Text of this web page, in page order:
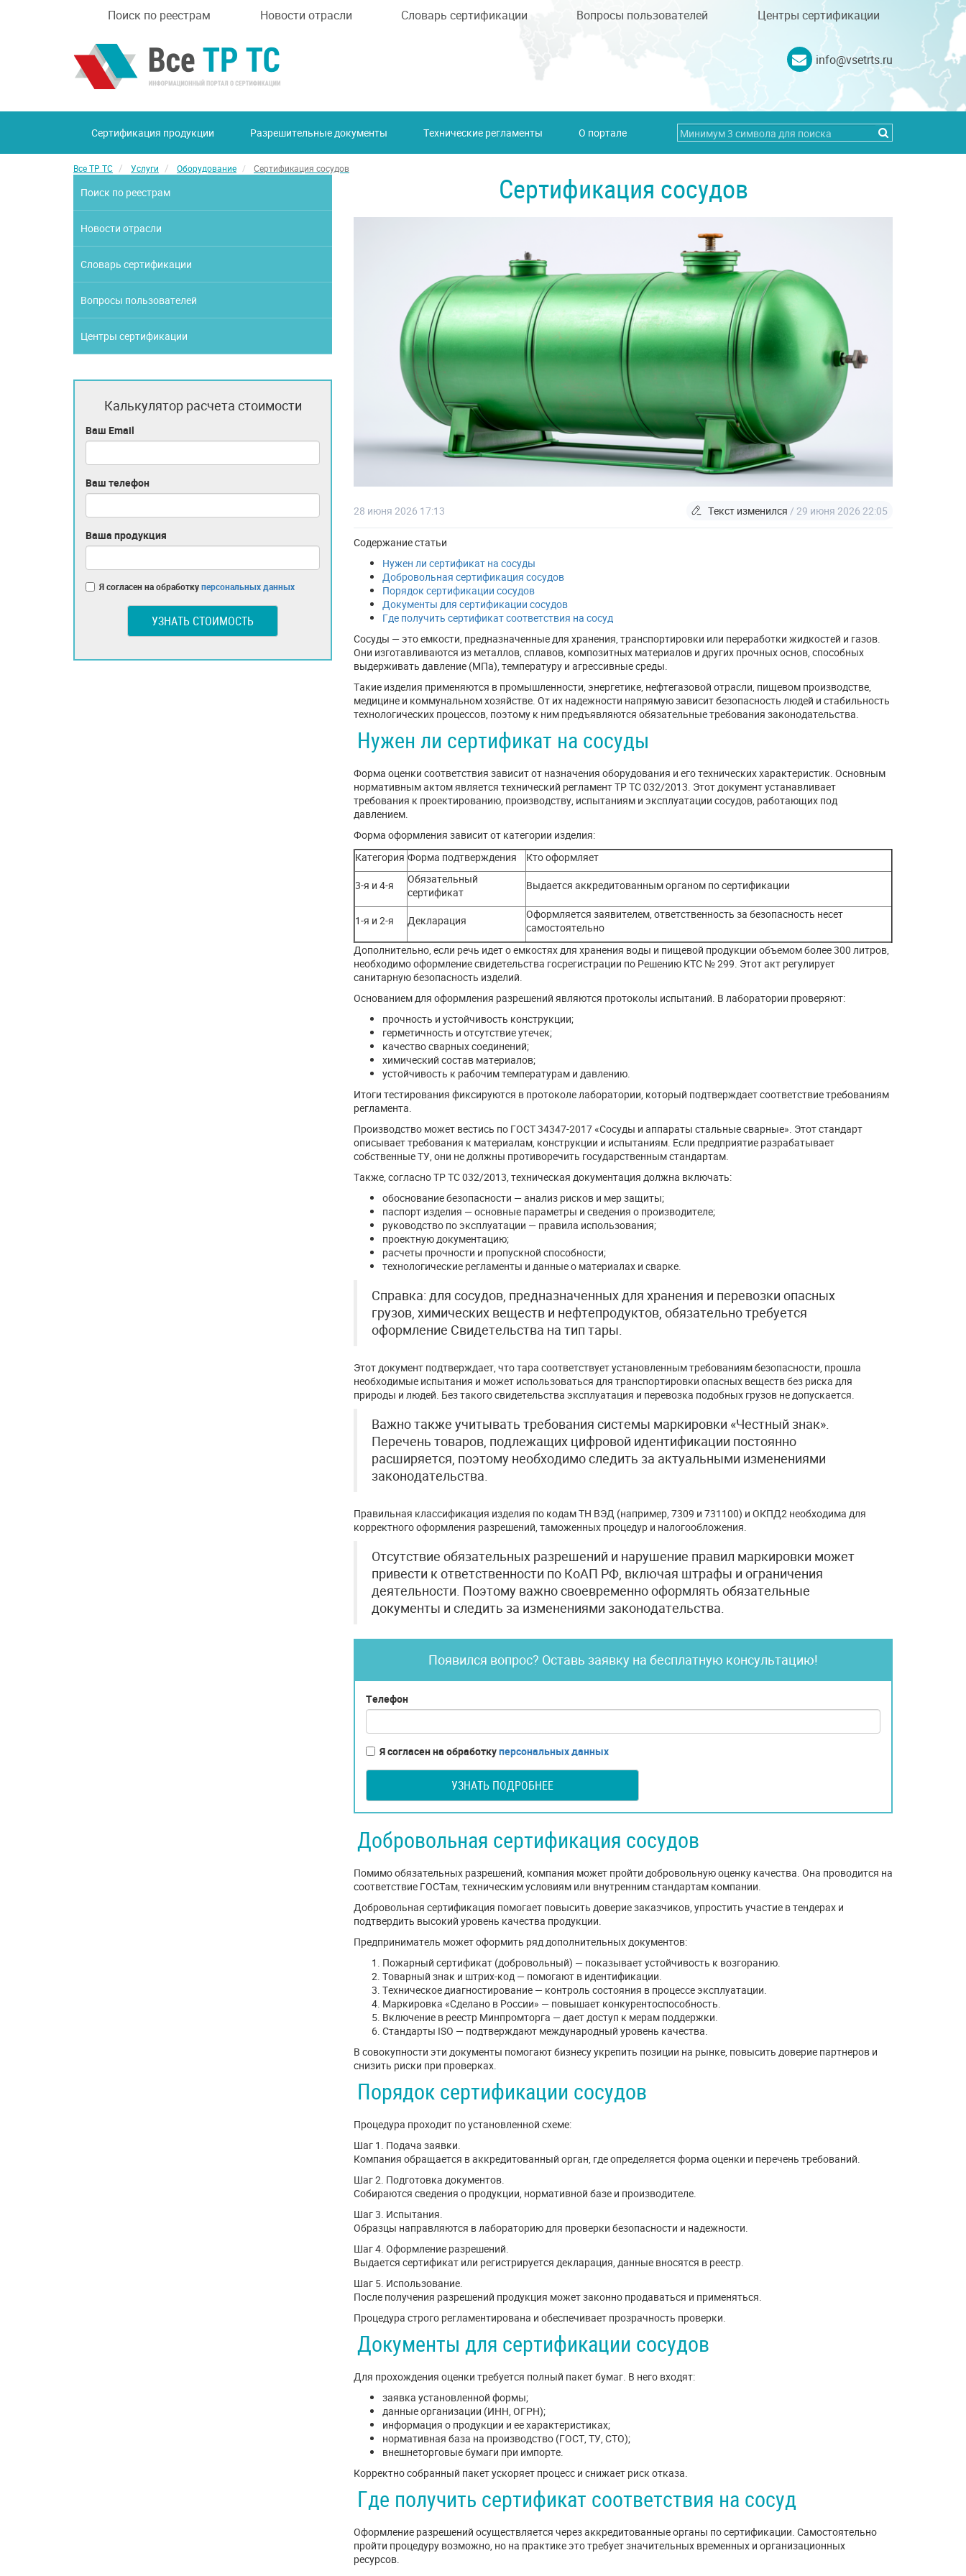
info@vsetrts.ru
Поиск по реестрам Новости отрасли Словарь сертификации Вопросы пользователей Центры сертификации
Сертификация продукции Разрешительные документы Технические регламенты О портале
Все ТР ТС Услуги Оборудование Сертификация сосудов
Сертификация сосудов
28 июня 2026 17:13 Текст изменился / 29 июня 2026 22:05
Содержание статьи
Нужен ли сертификат на сосуды
Добровольная сертификация сосудов
Порядок сертификации сосудов
Документы для сертификации сосудов
Где получить сертификат соответствия на сосуд
Сосуды — это емкости, предназначенные для хранения, транспортировки или переработки жидкостей и газов.
Они изготавливаются из металлов, сплавов, композитных материалов и других прочных основ, способных
выдерживать давление (МПа), температуру и агрессивные среды.
Такие изделия применяются в промышленности, энергетике, нефтегазовой отрасли, пищевом производстве,
медицине и коммунальном хозяйстве. От их надежности напрямую зависит безопасность людей и стабильность
технологических процессов, поэтому к ним предъявляются обязательные требования законодательства.
Нужен ли сертификат на сосуды
Форма оценки соответствия зависит от назначения оборудования и его технических характеристик. Основным
нормативным актом является технический регламент ТР ТС 032/2013. Этот документ устанавливает
требования к проектированию, производству, испытаниям и эксплуатации сосудов, работающих под
давлением.
Форма оформления зависит от категории изделия:
Категория Форма подтверждения Кто оформляет
3-я и 4-я
Обязательный
сертификат
Выдается аккредитованным органом по сертификации
1-я и 2-я Декларация
Оформляется заявителем, ответственность за безопасность несет
самостоятельно
Дополнительно, если речь идет о емкостях для хранения воды и пищевой продукции объемом более 300 литров,
необходимо оформление свидетельства госрегистрации по Решению КТС № 299. Этот акт регулирует
санитарную безопасность изделий.
Основанием для оформления разрешений являются протоколы испытаний. В лаборатории проверяют:
прочность и устойчивость конструкции;
герметичность и отсутствие утечек;
качество сварных соединений;
химический состав материалов;
устойчивость к рабочим температурам и давлению.
Итоги тестирования фиксируются в протоколе лаборатории, который подтверждает соответствие требованиям
регламента.
Производство может вестись по ГОСТ 34347-2017 «Сосуды и аппараты стальные сварные». Этот стандарт
описывает требования к материалам, конструкции и испытаниям. Если предприятие разрабатывает
собственные ТУ, они не должны противоречить государственным стандартам.
Также, согласно ТР ТС 032/2013, техническая документация должна включать:
обоснование безопасности — анализ рисков и мер защиты;
паспорт изделия — основные параметры и сведения о производителе;
руководство по эксплуатации — правила использования;
проектную документацию;
расчеты прочности и пропускной способности;
технологические регламенты и данные о материалах и сварке.
Справка: для сосудов, предназначенных для хранения и перевозки опасных
грузов, химических веществ и нефтепродуктов, обязательно требуется
оформление Свидетельства на тип тары.
Этот документ подтверждает, что тара соответствует установленным требованиям безопасности, прошла
необходимые испытания и может использоваться для транспортировки опасных веществ без риска для
природы и людей. Без такого свидетельства эксплуатация и перевозка подобных грузов не допускается.
Важно также учитывать требования системы маркировки «Честный знак».
Перечень товаров, подлежащих цифровой идентификации постоянно
расширяется, поэтому необходимо следить за актуальными изменениями
законодательства.
Правильная классификация изделия по кодам ТН ВЭД (например, 7309 и 731100) и ОКПД2 необходима для
корректного оформления разрешений, таможенных процедур и налогообложения.
Отсутствие обязательных разрешений и нарушение правил маркировки может
привести к ответственности по КоАП РФ, включая штрафы и ограничения
деятельности. Поэтому важно своевременно оформлять обязательные
документы и следить за изменениями законодательства.
Появился вопрос? Оставь заявку на бесплатную консультацию!
Телефон
Я согласен на обработкуперсональных данных
УЗНАТЬ ПОДРОБНЕЕ
Добровольная сертификация сосудов
Помимо обязательных разрешений, компания может пройти добровольную оценку качества. Она проводится на
соответствие ГОСТам, техническим условиям или внутренним стандартам компании.
Добровольная сертификация помогает повысить доверие заказчиков, упростить участие в тендерах и
подтвердить высокий уровень качества продукции.
Предприниматель может оформить ряд дополнительных документов:
Пожарный сертификат (добровольный) — показывает устойчивость к возгоранию.
Товарный знак и штрих-код — помогают в идентификации.
Техническое диагностирование — контроль состояния в процессе эксплуатации.
Маркировка «Сделано в России» — повышает конкурентоспособность.
Включение в реестр Минпромторга — дает доступ к мерам поддержки.
Стандарты ISO — подтверждают международный уровень качества.
В совокупности эти документы помогают бизнесу укрепить позиции на рынке, повысить доверие партнеров и
снизить риски при проверках.
Порядок сертификации сосудов
Процедура проходит по установленной схеме:
Шаг 1. Подача заявки.
Компания обращается в аккредитованный орган, где определяется форма оценки и перечень требований.
Шаг 2. Подготовка документов.
Собираются сведения о продукции, нормативной базе и производителе.
Шаг 3. Испытания.
Образцы направляются в лабораторию для проверки безопасности и надежности.
Шаг 4. Оформление разрешений.
Выдается сертификат или регистрируется декларация, данные вносятся в реестр.
Шаг 5. Использование.
После получения разрешений продукция может законно продаваться и применяться.
Процедура строго регламентирована и обеспечивает прозрачность проверки.
Документы для сертификации сосудов
Для прохождения оценки требуется полный пакет бумаг. В него входят:
заявка установленной формы;
данные организации (ИНН, ОГРН);
информация о продукции и ее характеристиках;
нормативная база на производство (ГОСТ, ТУ, СТО);
внешнеторговые бумаги при импорте.
Корректно собранный пакет ускоряет процесс и снижает риск отказа.
Где получить сертификат соответствия на сосуд
Оформление разрешений осуществляется через аккредитованные органы по сертификации. Самостоятельно
пройти процедуру возможно, но на практике это требует значительных временных и организационных
ресурсов.
Поиск по реестрам
Новости отрасли
Словарь сертификации
Вопросы пользователей
Центры сертификации
Калькулятор расчета стоимости
Ваш Email
Ваш телефон
Ваша продукция
Я согласен на обработкуперсональных данных
УЗНАТЬ СТОИМОСТЬ